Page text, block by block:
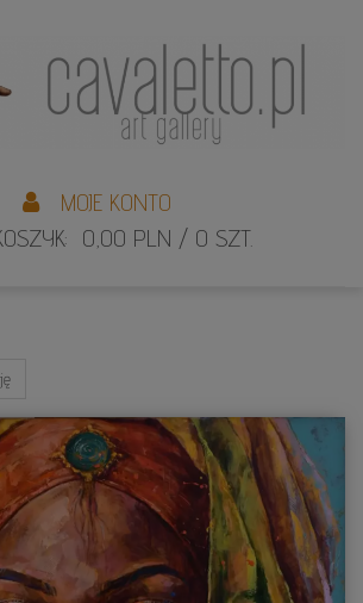
MOJE KONTO
0,00 PLN / 0 SZT.